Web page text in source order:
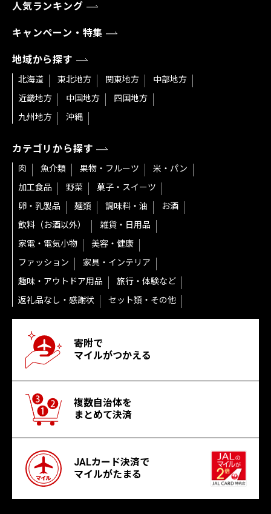
人気ランキング
キャンペーン・特集
地域から探す
北海道 東北地方 関東地方
中部地方
近畿地方
中国地方
四国地方
九州地方
沖縄
カテゴリから探す
肉 魚介類 果物・フルーツ
米・パン
加工食品
野菜
菓子・スイーツ
卵・乳製品
麺類 調味料・油
お酒
飲料（お酒以外）
雑貨・日用品
家電・電気小物
美容・健康
ファッション
家具・インテリア
趣味・アウトドア用品
旅行・体験など
返礼品なし・感謝状
セット類・その他
寄附で
マイルがつかえる
複数自治体を
まとめて決済
JALカード決済で
マイルがたまる